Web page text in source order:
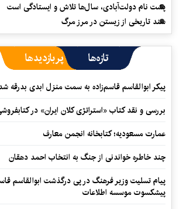
پشت نام دولت‌آبادی، سال‌ها تلاش و ایستادگی است
سند تاریخی از زیستن در مرز مرگ
تازه‌ها پربازدیدها
پیکر ابوالقاسم قاسم‌زاده به سمت منزل ابدی بدرقه
بررسی و نقد کتاب «استراتژی کلان ایران» در
عمارت مسعودیه؛ کتابخانه انجمن معارف
چند خاطره خواندنی از جنگ به انتخاب احمد دهقان
پیام تسلیت وزیر فرهنگ در پی درگذشت ابوالقاسم
پیشکسوت موسسه اطلاعات